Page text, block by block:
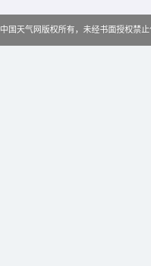
中国天气网版权所有，未经书面授权